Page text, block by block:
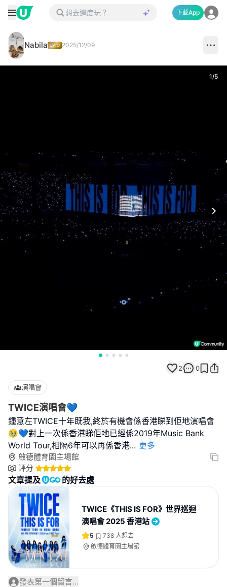
下載App
Nabila 2025/12/09
1/5
2 0
演唱會
TWICE演唱會💙
鍾意左TWICE十年既我,終於有機會係香港睇到佢地演唱會
🥹💙對上一次係香港睇佢地已經係2019年Music Bank
World Tour,相隔6年可以再係香港... 更多
啟德體育園主場館
評分
文章提及 的好去處
TWICE《THIS IS FOR》世界巡迴
演唱會 2025 香港站
5 738 人想去
啟德體育園主場館
發表第一個留言...